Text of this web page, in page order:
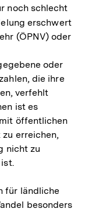
noch schlecht
erschwert
(ÖPNV) oder
oder
die ihre
verfehlt
ist es
öffentlichen
erreichen,
nicht zu
für ländliche
besonders